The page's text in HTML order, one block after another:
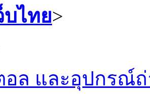
บไทย>
อล และอุปกรณ์